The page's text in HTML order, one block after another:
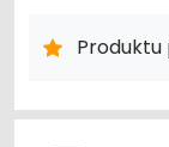
BŪVMATERIĀLU,
APDARES